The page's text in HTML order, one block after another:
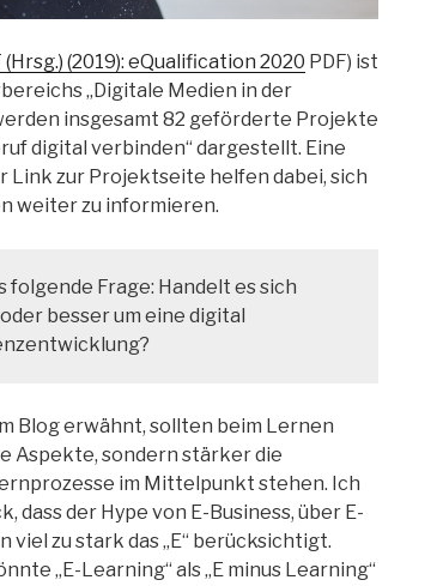
(Hrsg.) (2019): eQualification 2020 PDF) ist
„Digitale Medien in der
insgesamt 82 geförderte Projekte
digital verbinden“ dargestellt. Eine
Link zur Projektseite helfen dabei, sich
weiter zu informieren.
folgende Frage: Handelt es sich
besser um eine digital
Blog erwähnt, sollten beim Lernen
Aspekte, sondern stärker die
im Mittelpunkt stehen. Ich
dass der Hype von E-Business, über E-
viel zu stark das „E“ berücksichtigt.
„E-Learning“ als „E minus Learning“